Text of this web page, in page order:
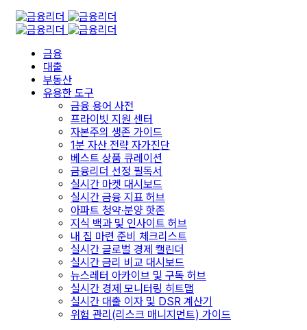
금융
대출
부동산
유용한 도구
금융 용어 사전
프라이빗 지원 센터
자본주의 생존 가이드
1분 자산 전략 자가진단
베스트 상품 큐레이션
금융리더 선정 필독서
실시간 마켓 대시보드
실시간 금융 지표 허브
아파트 청약·분양 핫존
지식 백과 및 인사이트 허브
내 집 마련 준비 체크리스트
실시간 글로벌 경제 캘린더
실시간 금리 비교 대시보드
뉴스레터 아카이브 및 구독 허브
실시간 경제 모니터링 히트맵
실시간 대출 이자 및 DSR 계산기
위험 관리(리스크 매니지먼트) 가이드